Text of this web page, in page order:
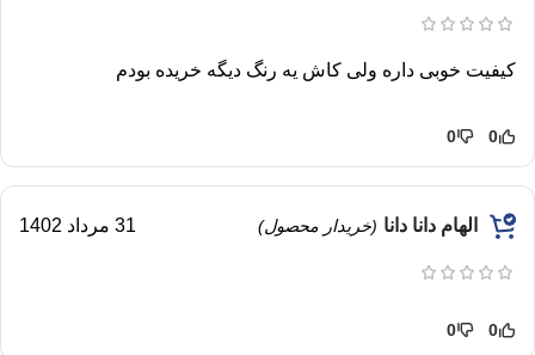
کیفیت خوبی داره ولی کاش یه رنگ دیگه خریده بودم
0
0
الهام دانا دانا (خریدار محصول) 31 مرداد 1402
0
0